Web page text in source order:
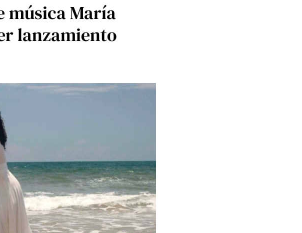
música María
lanzamiento